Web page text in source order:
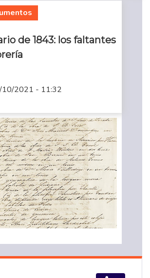
de 1843: los faltantes
10/2021 - 11:32